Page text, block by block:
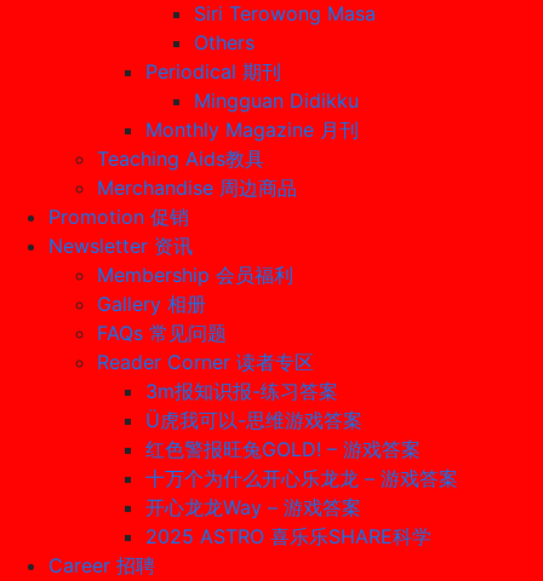
Siri Terowong Masa
Others
Periodical 期刊
Mingguan Didikku
Monthly Magazine 月刊
Teaching Aids教具
Merchandise 周边商品
Promotion 促销
Newsletter 资讯
Membership 会员福利
Gallery 相册
FAQs 常见问题
Reader Corner 读者专区
3m报知识报-练习答案
Ü虎我可以-思维游戏答案
红色警报旺兔GOLD! – 游戏答案
十万个为什么开心乐龙龙 – 游戏答案
开心龙龙Way – 游戏答案
2025 ASTRO 喜乐乐SHARE科学
Career 招聘